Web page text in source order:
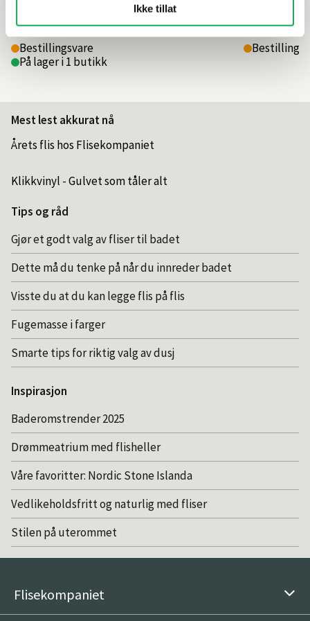
Ikke tillat
Bestillingsvare
På lager i 1 butikk
Mest lest akkurat nå
Årets flis hos Flisekompaniet
Klikkvinyl - Gulvet som tåler alt
Tips og råd
Gjør et godt valg av fliser til badet
Dette må du tenke på når du innreder badet
Visste du at du kan legge flis på flis
Fugemasse i farger
Smarte tips for riktig valg av dusj
Inspirasjon
Baderomstrender 2025
Drømmeatrium med flisheller
Våre favoritter: Nordic Stone Islanda
Vedlikeholdsfritt og naturlig med fliser
Stilen på uterommet
Flisekompaniet